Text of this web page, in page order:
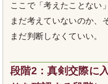
ここで「考えたことない
まだ考えていないのか、
まだ判断しなくていい。
段階2：真剣交際に